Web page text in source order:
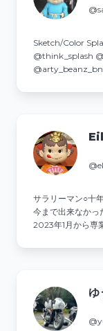
Sketch/Color
@think_splash
サラリーマン○十
今まで出来なかっ
2023年1月から専
ゆ